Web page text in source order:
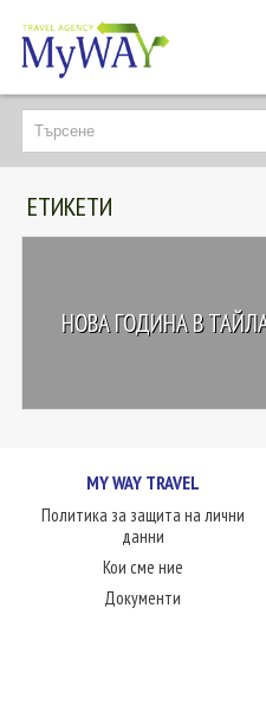
НАЙ-ТЪРСЕНИ
ДЕСТИНАЦИИ
ЕКЗОТИЧНИ ПОЧИВКИ
НОВА ГОДИНА
ЛЮБОПИТНО
КОНТАКТИ
ЕТИКЕТИ
НОВА ГОДИНА В
MY WAY TRAVEL
Политика за защита на лични
данни
Кои сме ние
Документи